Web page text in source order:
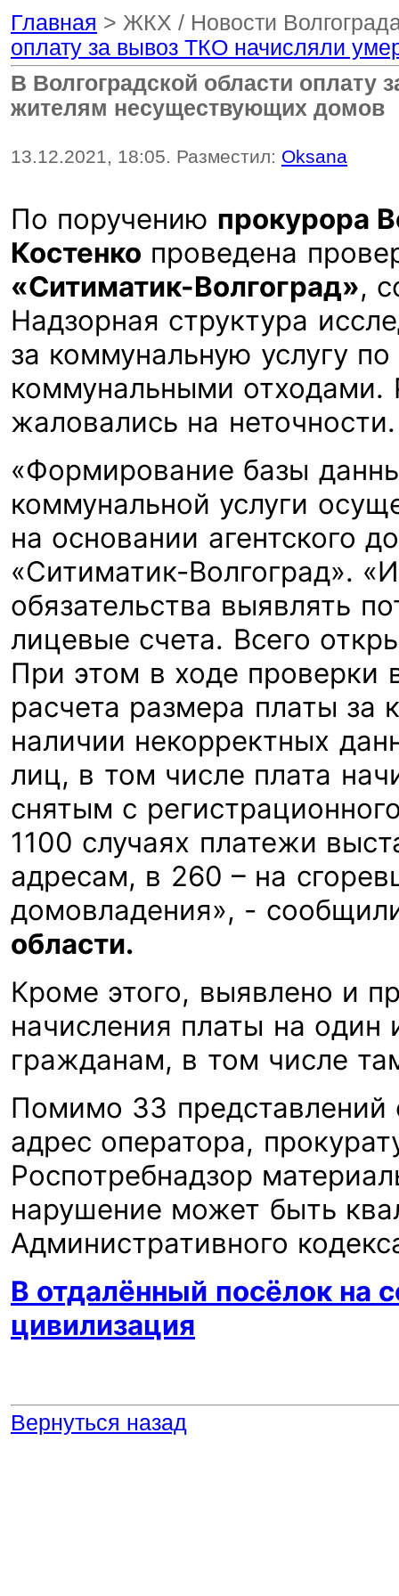
Главная > ЖКХ / Новости
оплату за вывоз ТКО начисляли
В Волгоградской области
жителям несуществующих домов
13.12.2021, 18:05. Разместил: Oksana
По поручению прокурора
Костенко проведена
«Ситиматик-Волгоград»,
Надзорная структура
за коммунальную услугу
коммунальными отходами.
жаловались на неточности.
«Формирование базы
коммунальной услуги
на основании агентского
«Ситиматик-Волгоград».
обязательства выявлять
лицевые счета. Всего
При этом в ходе проверки
расчета размера платы за
наличии некорректных
лиц, в том числе плата
снятым с
1100 случаях платежи
адресам, в 260 – на
домовладения», -
области.
Кроме этого, выявлено и
начисления платы на
гражданам, в том числе
Помимо 33 представлений
адрес оператора,
Роспотребнадзор
нарушение может быть
Административного
В отдалённый посёлок на
цивилизация
Вернуться назад